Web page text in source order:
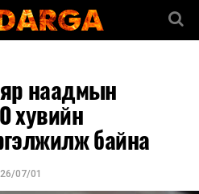
наадмын
хувийн
байна
07/01